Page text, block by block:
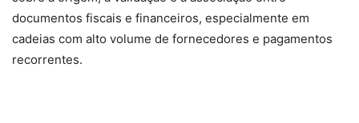
documentos fiscais e financeiros, especialmente em
cadeias com alto volume de fornecedores e pagamentos
recorrentes.